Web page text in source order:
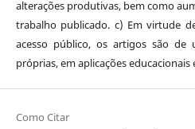
alterações produtivas, bem como
trabalho publicado. c) Em virtude
acesso público, os artigos são de
próprias, em aplicações educacionais
Como Citar